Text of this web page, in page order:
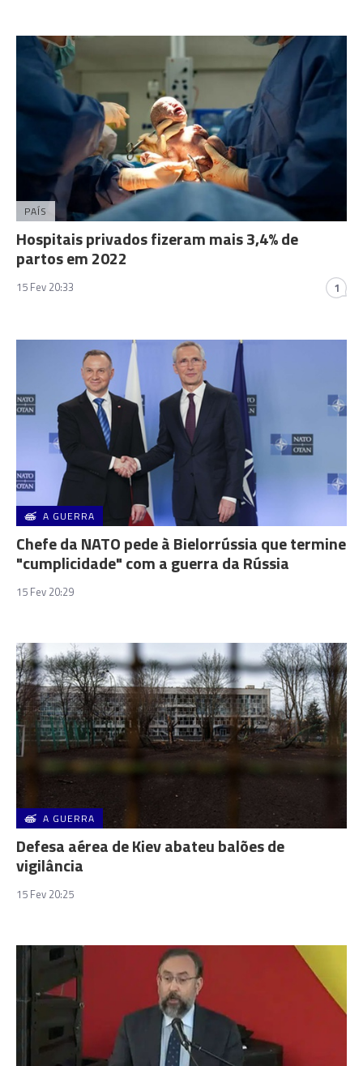
PAÍS
Hospitais privados fizeram mais 3,4% de
partos em 2022
15 Fev 20:33 1
A GUERRA
Chefe da NATO pede à Bielorrússia que termine
"cumplicidade" com a guerra da Rússia
15 Fev 20:29
A GUERRA
Defesa aérea de Kiev abateu balões de
vigilância
15 Fev 20:25